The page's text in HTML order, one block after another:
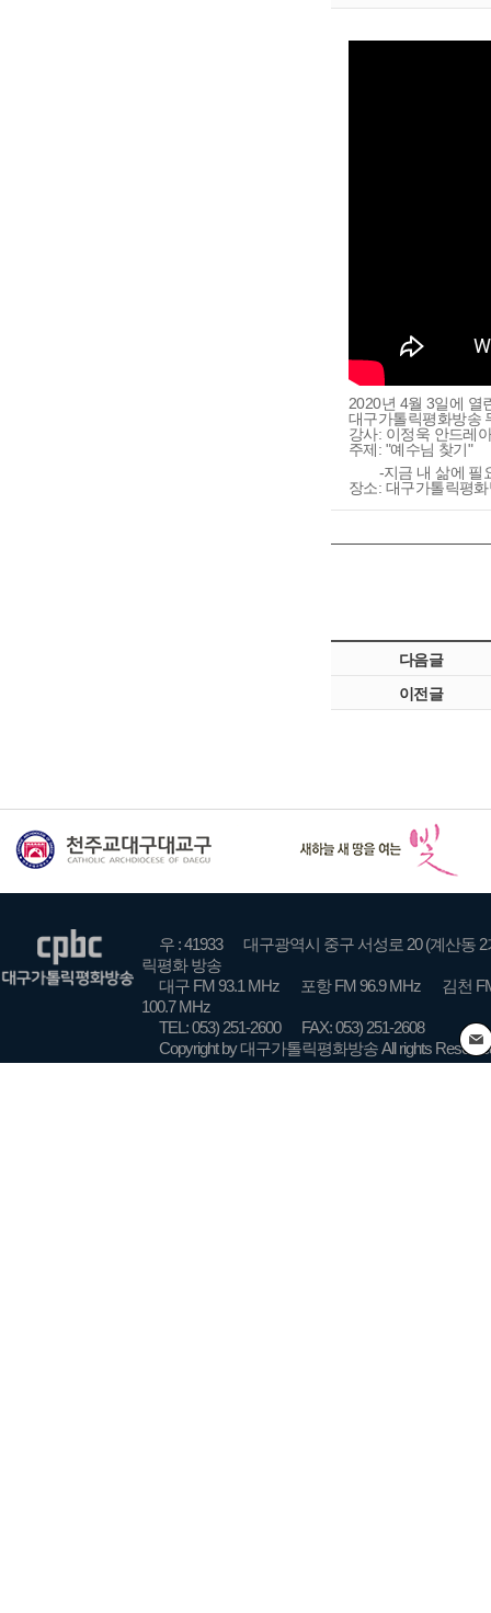
2020년 4월 3일에 열
대구가톨릭평화방송
강사: 이정욱 안드레
주제: "예수님 찾기"
-지금 내 삶에 필
장소: 대구가톨릭평
다음글
이전글
우 : 41933
대구광역시 중구 서성로 20 (계산동 2
릭평화 방송
대구 FM 93.1 MHz
포항 FM 96.9 MHz
김천
100.7 MHz
TEL: 053) 251-2600
FAX: 053) 251-2608
Copyright by 대구가톨릭평화방송 All rights